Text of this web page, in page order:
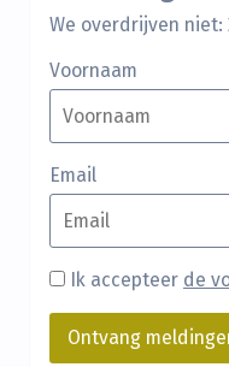
We overdrijven
Voornaam
Email
Ik accepteer de